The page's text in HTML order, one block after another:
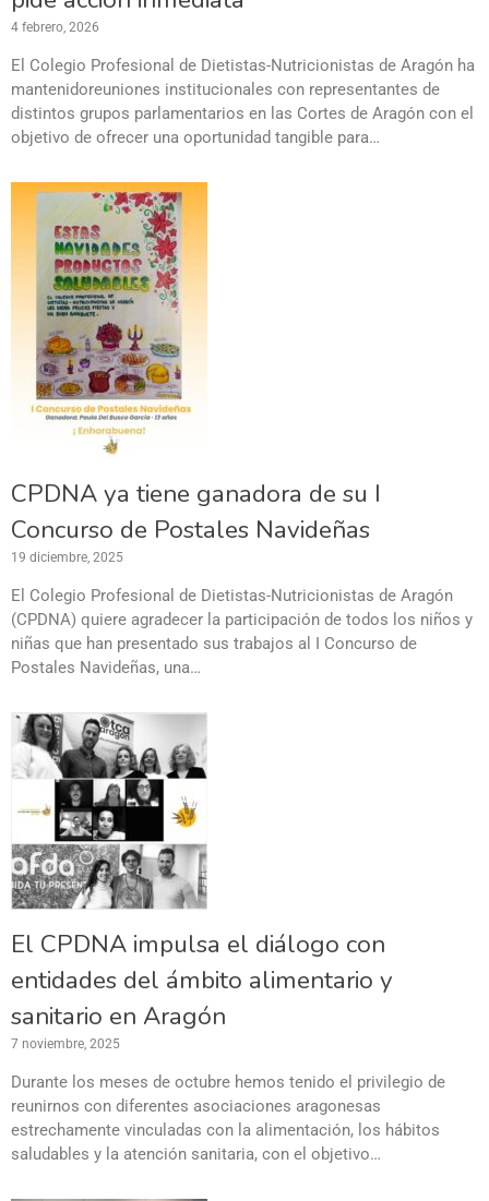
4 febrero, 2026
El Colegio Profesional de Dietistas-Nutricionistas de Aragón ha
mantenidoreuniones institucionales con representantes de
distintos grupos parlamentarios en las Cortes de Aragón con el
objetivo de ofrecer una oportunidad tangible para…
CPDNA ya tiene ganadora de su I
Concurso de Postales Navideñas
19 diciembre, 2025
El Colegio Profesional de Dietistas-Nutricionistas de Aragón
(CPDNA) quiere agradecer la participación de todos los niños y
niñas que han presentado sus trabajos al I Concurso de
Postales Navideñas, una…
El CPDNA impulsa el diálogo con
entidades del ámbito alimentario y
sanitario en Aragón
7 noviembre, 2025
Durante los meses de octubre hemos tenido el privilegio de
reunirnos con diferentes asociaciones aragonesas
estrechamente vinculadas con la alimentación, los hábitos
saludables y la atención sanitaria, con el objetivo…